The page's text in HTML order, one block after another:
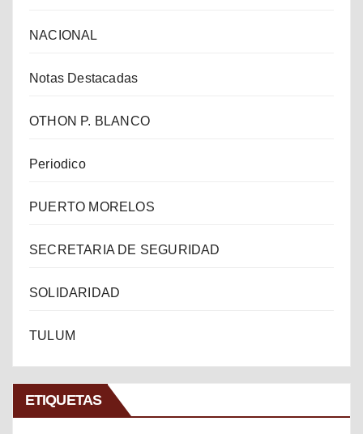
NACIONAL
Notas Destacadas
OTHON P. BLANCO
Periodico
PUERTO MORELOS
SECRETARIA DE SEGURIDAD
SOLIDARIDAD
TULUM
ETIQUETAS